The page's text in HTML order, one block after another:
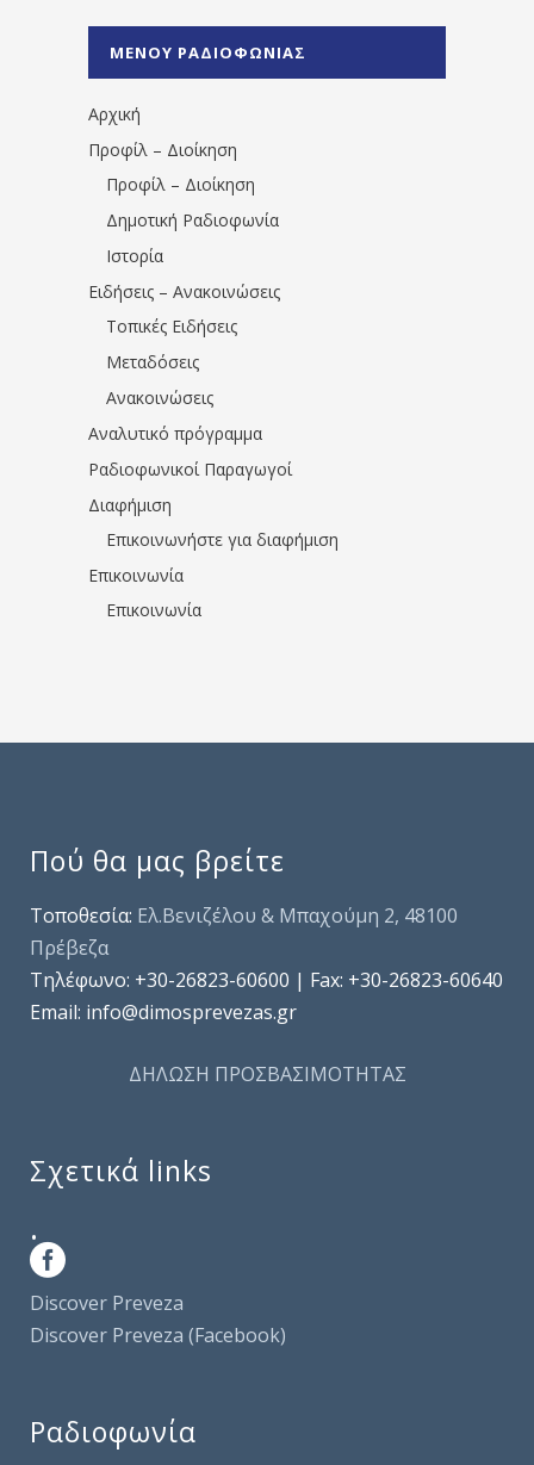
1531194763766854/" artist="" ]
ΜΕΝΟΥ ΡΑΔΙΟΦΩΝΙΑΣ
Αρχική
Προφίλ – Διοίκηση
Προφίλ – Διοίκηση
Δημοτική Ραδιοφωνία
Ιστορία
Ειδήσεις – Ανακοινώσεις
Τοπικές Ειδήσεις
Μεταδόσεις
Ανακοινώσεις
Αναλυτικό πρόγραμμα
Ραδιοφωνικοί Παραγωγοί
Διαφήμιση
Επικοινωνήστε για διαφήμιση
Επικοινωνία
Επικοινωνία
Πού θα μας βρείτε
Τοποθεσία: Ελ.Βενιζέλου & Μπαχούμη 2, 48100
Πρέβεζα
Τηλέφωνo: +30-26823-60600 | Fax: +30-26823-60640
Email: info@dimosprevezas.gr
ΔΗΛΩΣΗ ΠΡΟΣΒΑΣΙΜΟΤΗΤΑΣ
Σχετικά links
.
Discover Preveza
Discover Preveza (Facebook)
Ραδιοφωνία